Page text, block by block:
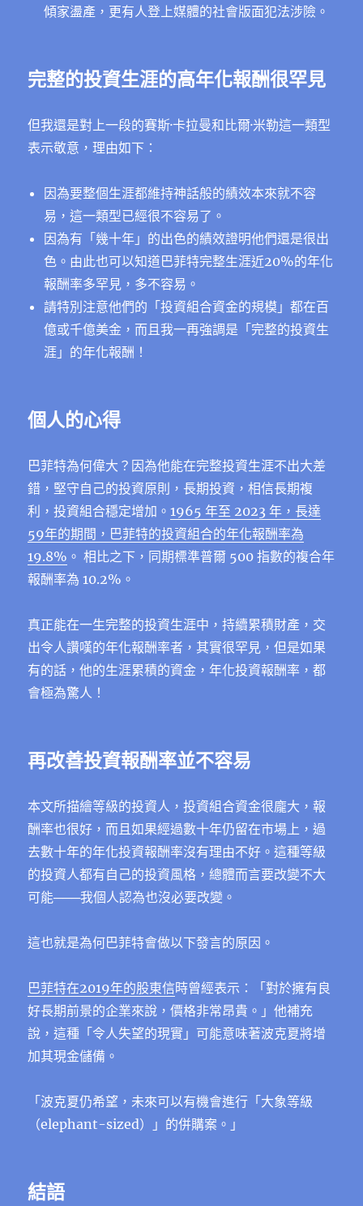
傾家盪產，更有人登上媒體的社會版面犯法涉險。
完整的投資生涯的高年化報酬很罕見
但我還是對上一段的賽斯·卡拉曼和比爾·米勒這一類型
表示敬意，理由如下：
因為要整個生涯都維持神話般的績效本來就不容
易，這一類型已經很不容易了。
因為有「幾十年」的出色的績效證明他們還是很出
色。由此也可以知道巴菲特完整生涯近20%的年化
報酬率多罕見，多不容易。
請特別注意他們的「投資組合資金的規模」都在百
億或千億美金，而且我一再強調是「完整的投資生
涯」的年化報酬！
個人的心得
巴菲特為何偉大？因為他能在完整投資生涯不出大差
錯，堅守自己的投資原則，長期投資，相信長期複
利，投資組合穩定增加。1965 年至 2023 年，長達
59年的期間，巴菲特的投資組合的年化報酬率為
19.8% 。 相比之下，同期標準普爾 500 指數的複合年
報酬率為 10.2%。
真正能在一生完整的投資生涯中，持續累積財產，交
出令人讚嘆的年化報酬率者，其實很罕見，但是如果
有的話，他的生涯累積的資金，年化投資報酬率，都
會極為驚人！
再改善投資報酬率並不容易
本文所描繪等級的投資人，投資組合資金很龐大，報
酬率也很好，而且如果經過數十年仍留在市場上，過
去數十年的年化投資報酬率沒有理由不好。這種等級
的投資人都有自己的投資風格，總體而言要改變不大
可能───我個人認為也沒必要改變。
這也就是為何巴菲特會做以下發言的原因。
巴菲特在2019年的股東信時曾經表示：「對於擁有良
好長期前景的企業來說，價格非常昂貴。」他補充
說，這種「令人失望的現實」可能意味著波克夏將增
加其現金儲備。
「波克夏仍希望，未來可以有機會進行「大象等級
（elephant-sized）」的併購案。」
結語